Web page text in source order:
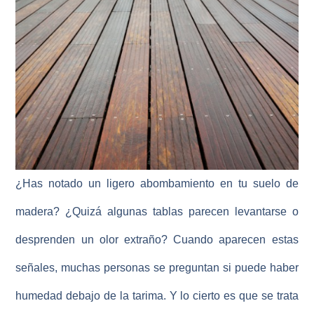
¿Has notado un ligero abombamiento en tu suelo de
madera? ¿Quizá algunas tablas parecen levantarse o
desprenden un olor extraño? Cuando aparecen estas
señales, muchas personas se preguntan si puede haber
humedad debajo de la tarima. Y lo cierto es que se trata